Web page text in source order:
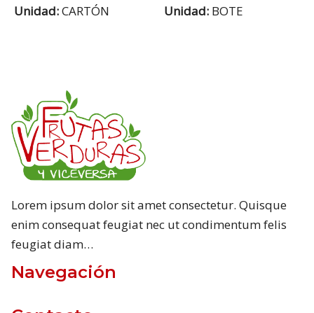
Unidad:CARTÓN Unidad: BOTE
Lorem ipsum dolor sit amet consectetur. Quisque
enim consequat feugiat nec ut condimentum felis
feugiat diam…
Navegación